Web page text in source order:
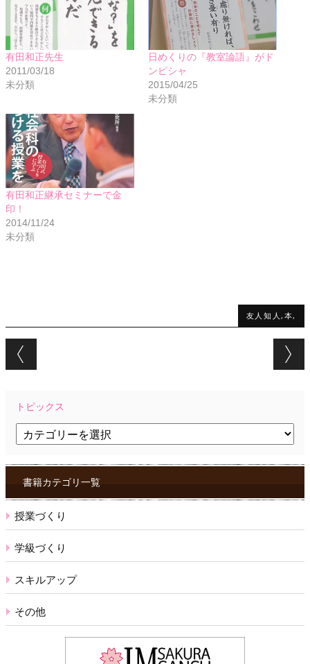
有田和正先生
2011/03/18
未分類
日めくりの『教室論語』がド
ンピシャ
2015/04/25
未分類
有田和正継承セミナーで金
印！
2014/11/24
未分類
友人知人,本,
Post navigation
トピックス
ク
ス書籍カテゴリ一覧
授業づくり
学級づくり
スキルアップ
その他